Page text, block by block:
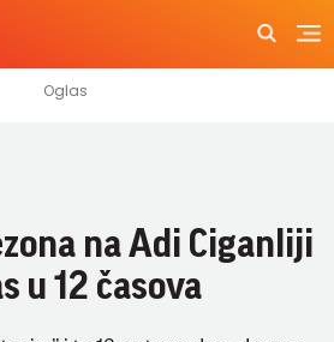
na Adi Ciganliji
u 12 časova